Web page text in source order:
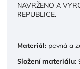
NAVRŽENO A
REPUBLICE.
Materiál: pevná a
Složení materiálu: